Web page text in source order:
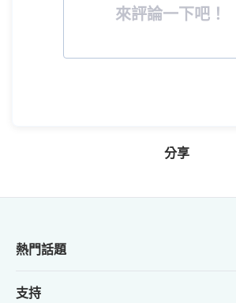
來評論一下吧！
分享
熱門話題
支持